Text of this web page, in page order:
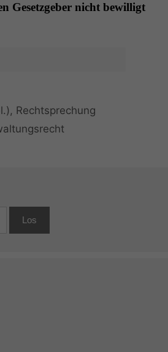
Geset­zge­ber nicht bewil­ligt
, Rechtsprechung